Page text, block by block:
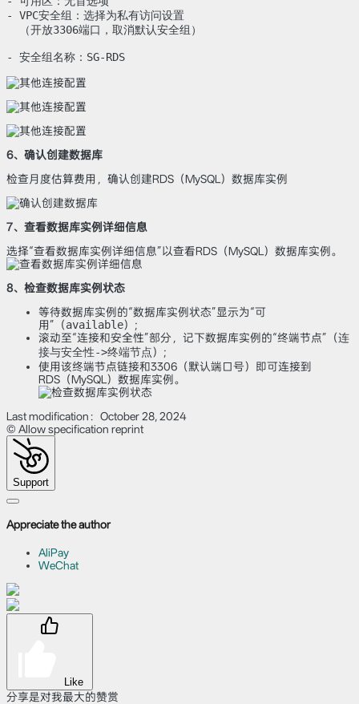
- VPC安全组：选择为私有访问设置
  （开放3306端口，取消默认安全组）
- 安全组名称：SG-RDS
6、确认创建数据库
检查月度估算费用，确认创建RDS（MySQL）数据库实例
7、查看数据库实例详细信息
选择“查看数据库实例详细信息”以查看RDS（MySQL）数据库实例。
8、检查数据库实例状态
等待数据库实例的“数据库实例状态”显示为“可
用”（available）;
滚动至“连接和安全性”部分，记下数据库实例的“终端节点”（连
接与安全性->终端节点）;
使用该终端节点链接和3306（默认端口号）即可连接到
RDS（MySQL）数据库实例。
Last modification：October 28, 2024
© Allow specification reprint
Support
Appreciate the author
AliPay
WeChat
Like
分享是对我最大的赞赏